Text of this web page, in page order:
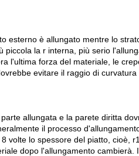
esterno è allungato mentre lo
piccola la r interna, più serio
l'ultima forza del materiale, le
evitare il raggio di curvatura
allungata e la parete diritta
il processo
volte lo spessore del piatto, cioè,
dopo l'allungamento